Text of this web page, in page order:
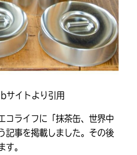
サイトより引用
コライフに「抹茶缶、世界中
記事を掲載しました。その後
す。